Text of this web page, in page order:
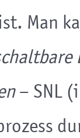
Man
– SNL